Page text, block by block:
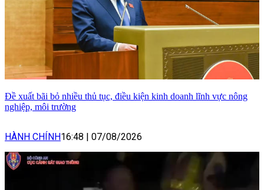
Đề xuất bãi bỏ nhiều thủ tục, điều kiện kinh doanh lĩnh vực nông
nghiệp, môi trường
HÀNH CHÍNH16:48 07/08/2026